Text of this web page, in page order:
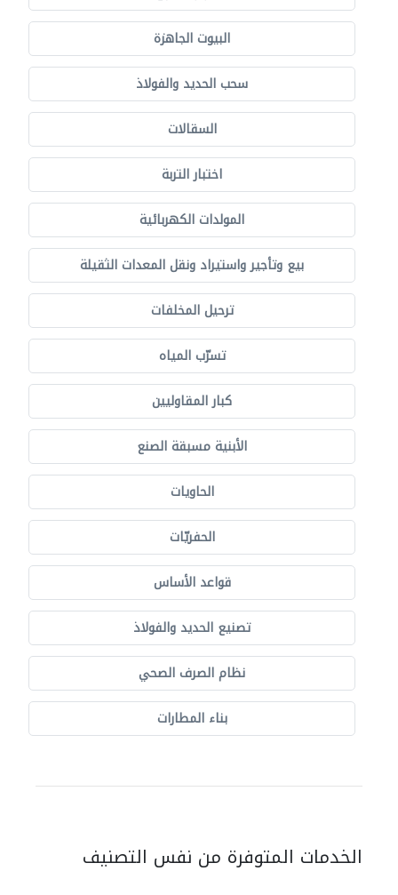
البيوت الجاهزة
سحب الحديد والفولاذ
السقالات
اختبار التربة
المولدات الكهربائية
بيع وتأجير واستيراد ونقل المعدات الثقيلة
ترحيل المخلفات
تسرّب المياه
كبار المقاوليين
الأبنية مسبقة الصنع
الحاويات
الحفريّات
قواعد الأساس
تصنيع الحديد والفولاذ
نظام الصرف الصحي
بناء المطارات
الخدمات المتوفرة من نفس التصنيف